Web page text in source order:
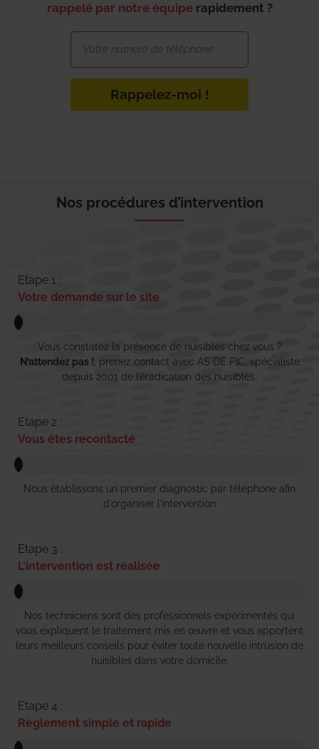
rappelé par notre équipe rapidement ?
Rappelez-moi !
Nos procédures d’intervention
Etape 1 :
Votre demande sur le site
Vous constatez la présence de nuisibles chez vous ?
N’attendez pas ! , prenez contact avec AS DE PIC, spécialiste
depuis 2001 de l’éradication des nuisibles.
Etape 2 :
Vous êtes recontacté
Nous établissons un premier diagnostic par téléphone afin
d’organiser l’intervention
Etape 3 :
L'intervention est réalisée
Nos techniciens sont des professionnels expérimentés qui
vous expliquent le traitement mis en œuvre et vous apportent
leurs meilleurs conseils pour éviter toute nouvelle intrusion de
nuisibles dans votre domicile.
Etape 4 :
Règlement simple et rapide